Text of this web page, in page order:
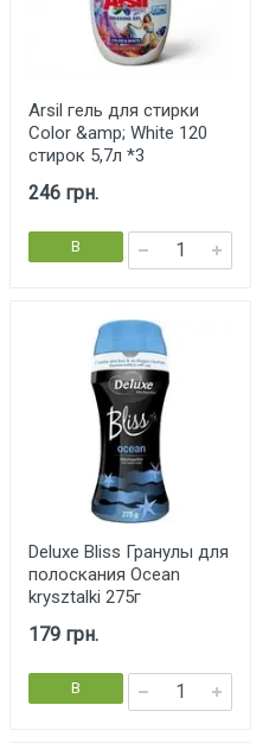
Arsil гель для стирки
Сolor &amp; White 120
стирок 5,7л *3
246 грн.
В
корзину
Deluxe Bliss Гранулы для
полоскания Ocean
krysztalki 275г
179 грн.
В
корзину